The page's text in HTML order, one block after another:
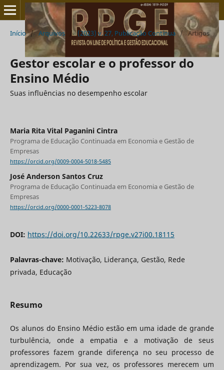
Início / Arquivos / (2023) v. 27, Publicação Contínua / Artigos
Gestor escolar e o professor do
Ensino Médio
Suas influências no desempenho escolar
Maria Rita Vital Paganini Cintra
Programa de Educação Continuada em Economia e Gestão de
Empresas
https://orcid.org/0009-0004-5018-5485
José Anderson Santos Cruz
Programa de Educação Continuada em Economia e Gestão de
Empresas
https://orcid.org/0000-0001-5223-8078
DOI: https://doi.org/10.22633/rpge.v27i00.18115
Palavras-chave: Motivação, Liderança, Gestão, Rede
privada, Educação
Resumo
Os alunos do Ensino Médio estão em uma idade de grande
turbulência, onde a empatia e a motivação de seus
professores fazem grande diferença no seu processo de
aprendizagem. Por sua vez, os professores merecem um